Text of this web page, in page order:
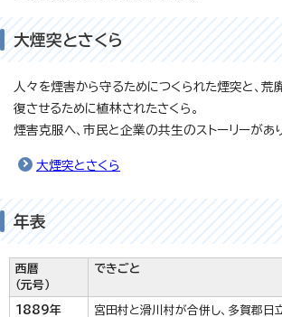
大煙突とさくら
人々を煙害から守るためにつくられた煙突と、荒
復させるために植林されたさくら。
煙害克服へ、市民と企業の共生のストーリーがあり
大煙突とさくら
年表
西暦
（元号）
できごと
1889年
宮田村と滑川村が合併し、多賀郡日